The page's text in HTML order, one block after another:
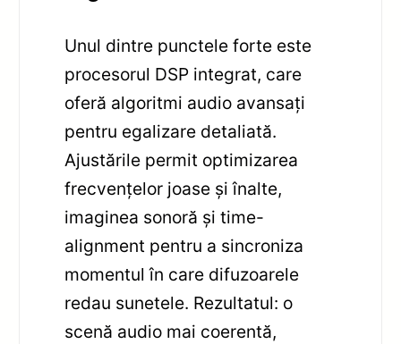
Unul dintre punctele forte este
procesorul DSP integrat, care
oferă algoritmi audio avansați
pentru egalizare detaliată.
Ajustările permit optimizarea
frecvențelor joase și înalte,
imaginea sonoră și time-
alignment pentru a sincroniza
momentul în care difuzoarele
redau sunetele. Rezultatul: o
scenă audio mai coerentă,